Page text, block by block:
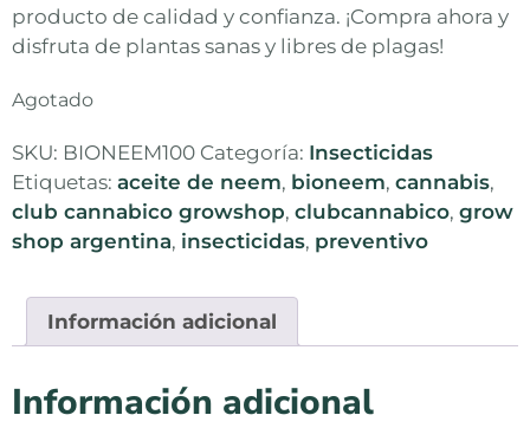
producto de calidad y confianza. ¡Compra ahora y
disfruta de plantas sanas y libres de plagas!
Agotado
SKU: BIONEEM100 Categoría: Insecticidas
Etiquetas: aceite de neem, bioneem, cannabis,
club cannabico growshop, clubcannabico, grow
shop argentina, insecticidas, preventivo
Información adicional
Información adicional